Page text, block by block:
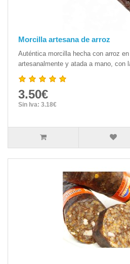
Morcilla artesana de arroz
Auténtica morcilla hecha con arroz
artesanalmente y atada a mano, con
3.50€
Sin Iva: 3.18€